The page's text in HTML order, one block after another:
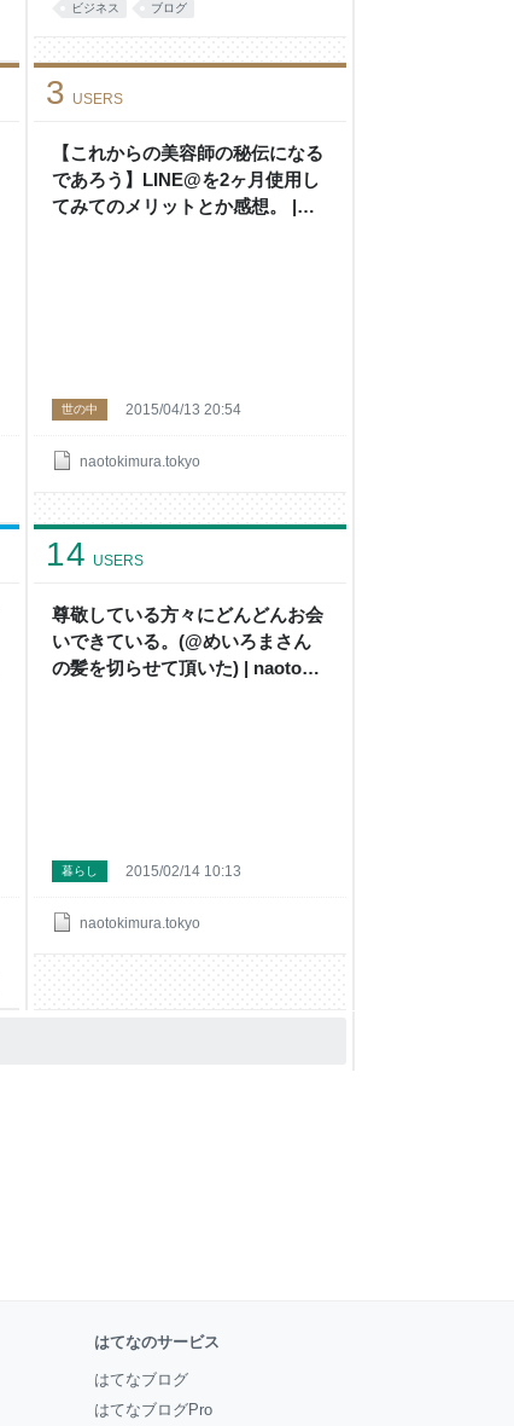
ビジネス ブログ
【これからの美容師の秘伝になる
であろう】LINE@を2ヶ月使用し
てみてのメリットとか感想。 |
3 USERS
naotokimura.tokyo
世の中 2015/04/13 20:54
尊敬している方々にどんどんお会
いできている。(@めいろまさん
の髪を切らせて頂いた) | naoto
14 USERS
naotokimura.tokyo
暮らし 2015/02/14 10:13
はてなのサービス
はてなブログ
はてなブログPro